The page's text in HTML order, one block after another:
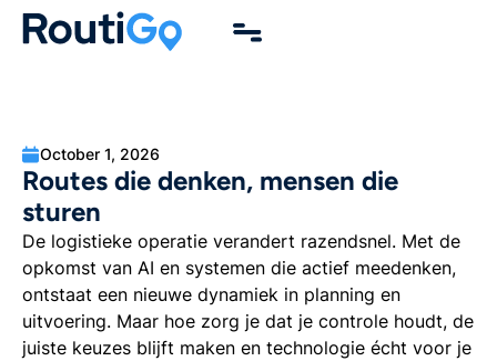
October 1, 2026
Routes die denken, mensen die
sturen
De logistieke operatie verandert razendsnel. Met de
opkomst van AI en systemen die actief meedenken,
ontstaat een nieuwe dynamiek in planning en
uitvoering. Maar hoe zorg je dat je controle houdt, de
juiste keuzes blijft maken en technologie écht voor je